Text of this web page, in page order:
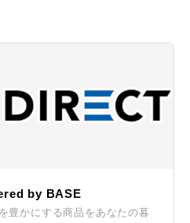
by BASE
豊かにする商品をあなたの暮